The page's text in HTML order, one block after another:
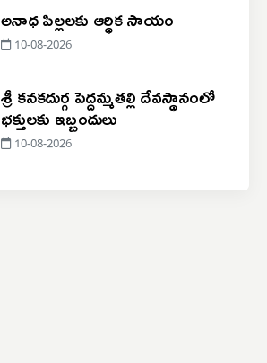
అనాధ పిల్లలకు ఆర్థిక సాయం
10-08-2026
శ్రీ కనకదుర్గ పెద్దమ్మతల్లి దేవస్థానంలో
భక్తులకు ఇబ్బందులు
10-08-2026